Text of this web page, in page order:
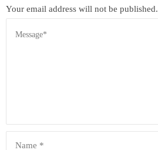
Your email address will not be published.